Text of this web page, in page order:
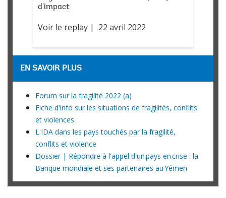
d'impact
Voir le replay | 22 avril 2022
EN SAVOIR PLUS
Forum sur la fragilité 2022 (a)
Fiche d'info sur les situations de fragilités, conflits
et violences
L'IDA dans les pays touchés par la fragilité,
conflits et violence
Dossier | Répondre à l'appel d'un pays en crise : la
Banque mondiale et ses partenaires au Yémen